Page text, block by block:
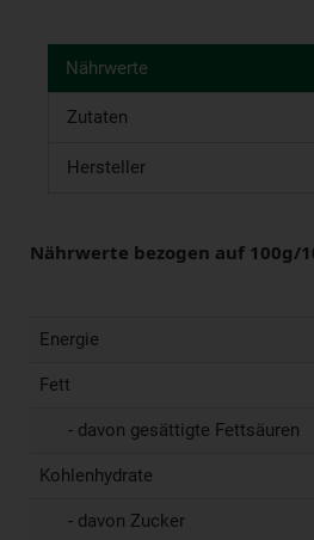
Nährwerte
Zutaten
Hersteller
Nährwerte bezogen auf 100g/
Energie
Fett
- davon gesättigte Fettsäuren
Kohlenhydrate
- davon Zucker